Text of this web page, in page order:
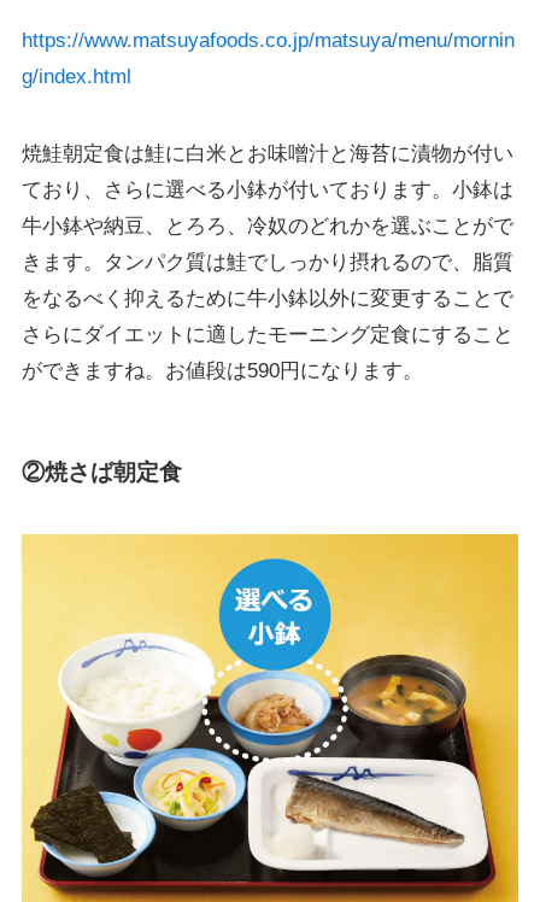
https://www.matsuyafoods.co.jp/matsuya/menu/mornin
g/index.html
焼鮭朝定食は鮭に白米とお味噌汁と海苔に漬物が付い
ており、さらに選べる小鉢が付いております。小鉢は
牛小鉢や納豆、とろろ、冷奴のどれかを選ぶことがで
きます。タンパク質は鮭でしっかり摂れるので、脂質
をなるべく抑えるために牛小鉢以外に変更することで
さらにダイエットに適したモーニング定食にすること
ができますね。お値段は590円になります。
②焼さば朝定食